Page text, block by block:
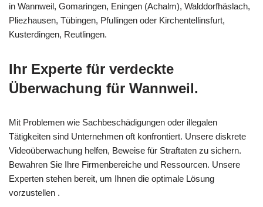
in Wannweil, Gomaringen, Eningen (Achalm), Walddorfhäslach,
Pliezhausen, Tübingen, Pfullingen oder Kirchentellinsfurt,
Kusterdingen, Reutlingen.
Ihr Experte für verdeckte
Überwachung für Wannweil.
Mit Problemen wie Sachbeschädigungen oder illegalen
Tätigkeiten sind Unternehmen oft konfrontiert. Unsere diskrete
Videoüberwachung helfen, Beweise für Straftaten zu sichern.
Bewahren Sie Ihre Firmenbereiche und Ressourcen. Unsere
Experten stehen bereit, um Ihnen die optimale Lösung
vorzustellen .